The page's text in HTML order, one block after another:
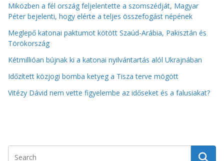
Miközben a fél ország feljelentette a szomszédját, Magyar
Péter bejelenti, hogy elérte a teljes összefogást népének
Meglepő katonai paktumot kötött Szaúd-Arábia, Pakisztán és
Törökország
Kétmillióan bújnak ki a katonai nyilvántartás alól Ukrajnában
Időzített közjogi bomba ketyeg a Tisza terve mögött
Vitézy Dávid nem vette figyelembe az időseket és a falusiakat?